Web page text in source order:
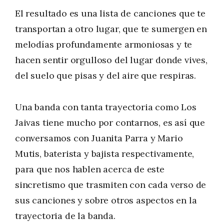
El resultado es una lista de canciones que te
transportan a otro lugar, que te sumergen en
melodías profundamente armoniosas y te
hacen sentir orgulloso del lugar donde vives,
del suelo que pisas y del aire que respiras.
Una banda con tanta trayectoria como Los
Jaivas tiene mucho por contarnos, es así que
conversamos con Juanita Parra y Mario
Mutis, baterista y bajista respectivamente,
para que nos hablen acerca de este
sincretismo que trasmiten con cada verso de
sus canciones y sobre otros aspectos en la
trayectoria de la banda.